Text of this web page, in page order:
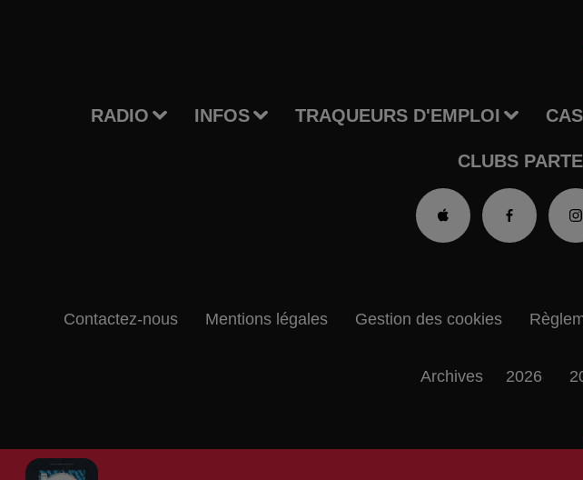
RADIO INFOS TRAQUEURS D'EMPLOI
CLUBS
Contactez-nous Mentions légales Gestion des cookies
Archives 2026